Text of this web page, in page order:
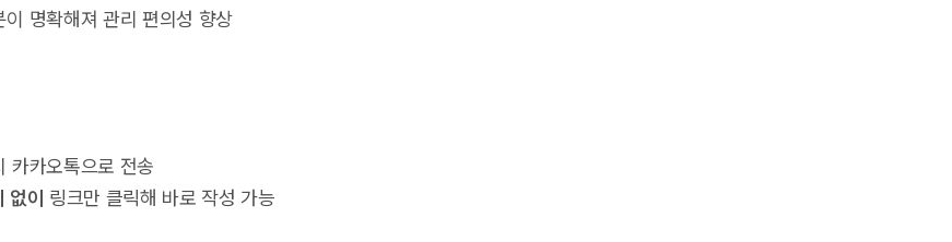
명확해져 관리 편의성 향상
카카오톡으로 전송
없이 링크만 클릭해 바로 작성 가능